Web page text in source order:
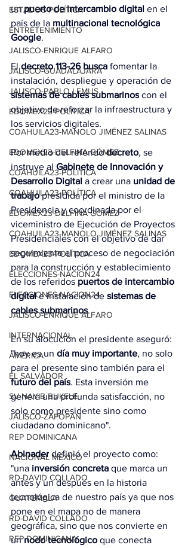
ESTADOS-POLÍTICA
ENTRETENIMIENTO
JALISCO-ENRIQUE ALFARO
JALISCO-GUADALAJARA
JALISCO-PABLO LEMUS
EDOMEX23-POLÍTICA
COAHUILA23-MANOLO JIMÉNEZ SALINAS
EDOMEX23-DELFINA GÓMEZ
COAHUILA23-POLÍTICA
COAHUILA23-POLÍTICA
EDOMEX23-DELFINA GÓMEZ
COAHUILA23-MANOLO JIMÉNEZ SALINAS
EDOMEX23-POLÍTICA
ELECCIONES-NACION24
ELECCIONES-NACION24
JALISCO-ENRIQUE ALFARO
INTERNACIONAL
AMÉRICA
EL SALVADOR
SV-NAYIB BUKELE
JALISCO-ZAPOPAN
REP DOMINICANA
NACIONAL MÉXICO
RD-DAVID COLLADO
GUATEMALA
RD-DAVID COLLADO
REP DOMINICANA
un puerto de intercambio digital en el
país de la multinacional tecnológica
Google.
El decreto 113-26 busca fomentar la
instalación, despliegue y operación de
sistemas de cables submarinos con el
objetivo de reforzar la infraestructura y
los servicios digitales.
Por medio del referido decreto, se
instruye al Gabinete de Innovación y
Desarrollo Digital a crear una unidad de
trabajo presidida por el ministro de la
Presidencia y coordinada por el
viceministro de Ejecución de Proyectos
Presidenciales con el objetivo de dar
seguimiento al proceso de negociación
para la construcción y establecimiento
de los referidos puertos de intercambio
digital e instalación de sistemas de
cables submarinos.
En su alocución el presidente aseguró:
"hoy es un día muy importante, no solo
para el presente sino también para el
futuro del país. Esta inversión me
genera una profunda satisfacción, no
solo como presidente sino como
ciudadano dominicano".
Abinader definió el proyecto como:
"una inversión concreta que marca un
antes y un después en la historia
tecnológica de nuestro país ya que nos
pone en el mapa no de manera
geográfica, sino que nos convierte en
un nodo tecnológico que conecta